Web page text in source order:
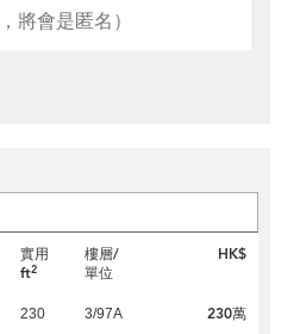
實用
ft2
樓層/
單位
HK$
230 3/97A 230萬